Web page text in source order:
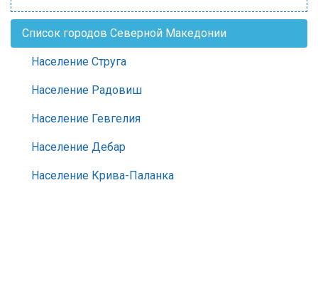
Список городов Северной Македонии
Население Струга
Население Радовиш
Население Гевгелия
Население Дебар
Население Крива-Паланка